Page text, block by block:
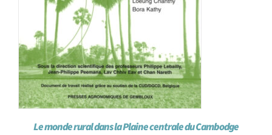
Le monde rural dans la Plaine centrale du Cambodge